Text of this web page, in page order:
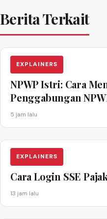
Berita Terkait
EXPLAINERS
NPWP Istri: Cara
Penggabungan
5 jam lalu
EXPLAINERS
Cara Login SSE
13 jam lalu